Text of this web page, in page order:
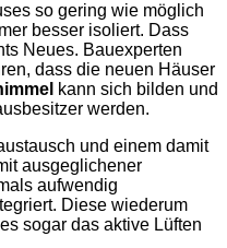
so gering wie möglich
besser isoliert. Dass
Neues. Bauexperten
dass die neuen Häuser
kann sich bilden und
werden.
und einem damit
ausgeglichener
aufwendig
Diese wiederum
sogar das aktive Lüften